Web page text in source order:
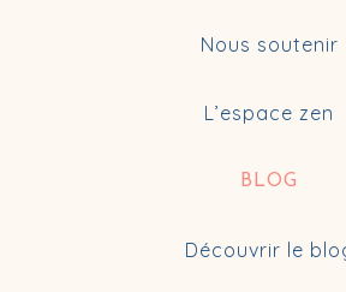
Nous soutenir
L’espace zen
BLOG
Découvrir le